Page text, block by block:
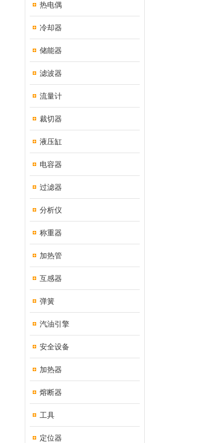
热电偶
冷却器
储能器
滤波器
流量计
裁切器
液压缸
电容器
过滤器
分析仪
称重器
加热管
互感器
弹簧
汽油引擎
安全设备
加热器
熔断器
工具
定位器